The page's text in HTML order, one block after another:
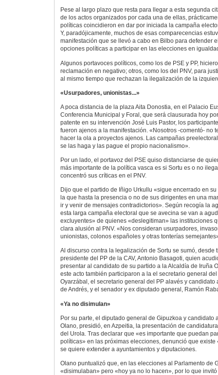
Pese al largo plazo que resta para llegar a esta segunda
de los actos organizados por cada una de ellas,
políticas coincidieron en dar por iniciada la campaña
Y, paradójicamente, muchos de esas comparecencias
manifestación que se llevó a cabo en Bilbo para defender
opciones políticas a participar en las elecciones en
Algunos portavoces políticos, como los de PSE y PP,
reclamación en negativo; otros, como los del PNV, para
al mismo tiempo que rechazan la ilegalización de la
«Usurpadores, unionistas...»
A poca distancia de la plaza Aita Donostia, en el Palacio
Conferencia Municipal y Foral, que será clausurada hoy
patente en su intervención José Luis Pastor, los
fueron ajenos a la manifestación. «Nosotros -comentó- no
hacer la ola a proyectos ajenos. Las campañas
se las haga y las pague el propio nacionalismo».
Por un lado, el portavoz del PSE quiso distanciarse de
más importante de la política vasca es si Sortu es o no
concentró sus críticas en el PNV.
Dijo que el partido de Iñigo Urkullu «sigue encerrado en
la que hasta la presencia o no de sus dirigentes en una
ir y venir de mensajes contradictorios». Según recogía la
esta larga campaña electoral que se avecina se van a
excluyentes» de quienes «deslegitiman» las instituciones
clara alusión al PNV. «Nos consideran usurpadores,
unionistas, colonos españoles y otras tonterías
Al discurso contra la legalización de Sortu se sumó, desde
presidente del PP de la CAV, Antonio Basagoti, quien
presentar al candidato de su partido a la Alcaldía de Iruña
este acto también participaron a la el secretario general del
Oyarzábal, el secretario general del PP alavés y candidato
de Andrés, y el senador y ex diputado general, Ramón
«Ya no disimulan»
Por su parte, el diputado general de Gipuzkoa y candidato
Olano, presidió, en Azpeitia, la presentación de
del Urola. Tras declarar que «es importante que puedan
políticas» en las próximas elecciones, denunció que existe
se quiere extender a ayuntamientos y diputaciones.
Olano puntualizó que, en las elecciones al Parlamento de
«disimulaban» pero «hoy ya no lo hacen», por lo que